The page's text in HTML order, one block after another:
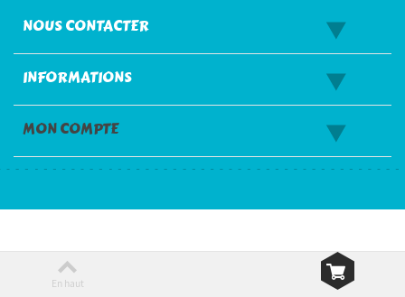
NOUS CONTACTER
INFORMATIONS
MON COMPTE
En haut